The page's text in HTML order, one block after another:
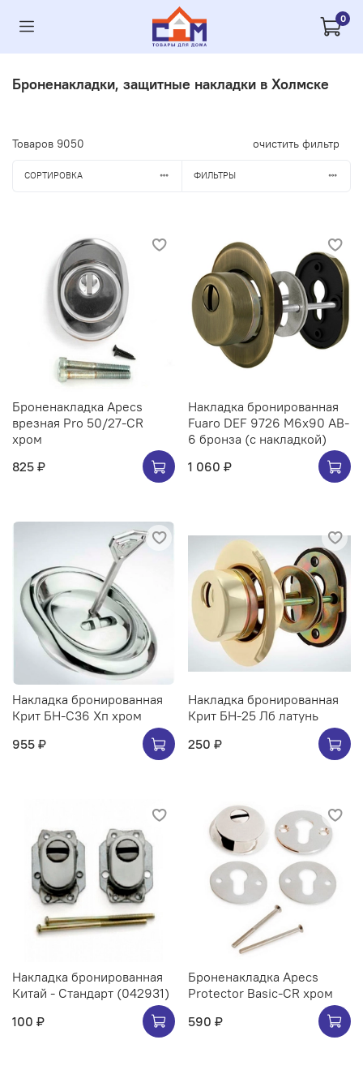
0
Броненакладки, защитные накладки в Холмске
Товаров 9050 очистить фильтр
СОРТИРОВКА ФИЛЬТРЫ
Броненакладка Apecs
врезная Pro 50/27-CR
хром
825 ₽
Накладка бронированная
Fuaro DEF 9726 M6x90 AB-
6 бронза (с накладкой)
1 060 ₽
Накладка бронированная
Крит БН-С36 Хп хром
955 ₽
Накладка бронированная
Крит БН-25 Лб латунь
250 ₽
Накладка бронированная
Китай - Стандарт (042931)
100 ₽
Броненакладка Apecs
Protector Basic-CR хром
590 ₽